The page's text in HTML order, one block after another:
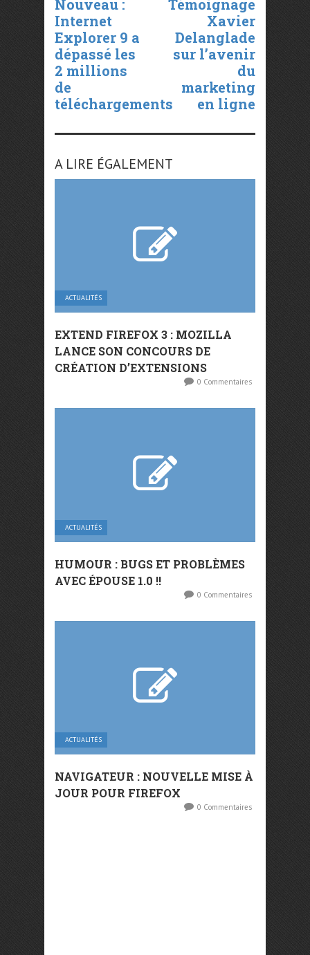
Nouveau :
Internet
Explorer 9 a
dépassé les
2 millions
de
téléchargements
Témoignage
Xavier
Delanglade
sur l’avenir
du
marketing
en ligne
A LIRE ÉGALEMENT
ACTUALITÉS
EXTEND FIREFOX 3 : MOZILLA
LANCE SON CONCOURS DE
CRÉATION D’EXTENSIONS
0 Commentaires
ACTUALITÉS
HUMOUR : BUGS ET PROBLÈMES
AVEC ÉPOUSE 1.0 !!
0 Commentaires
ACTUALITÉS
NAVIGATEUR : NOUVELLE MISE À
JOUR POUR FIREFOX
0 Commentaires